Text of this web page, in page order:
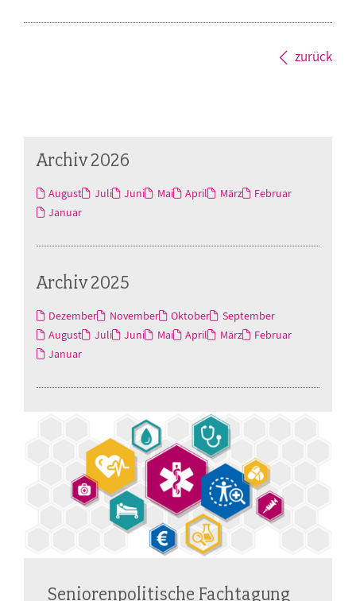
zurück
Archiv 2026
August Juli Juni Mai April März
Februar
Januar
Archiv 2025
Dezember November Oktober
September
August
Juli Juni Mai April März
Februar
Januar
Seniorenpolitische Fachtagung